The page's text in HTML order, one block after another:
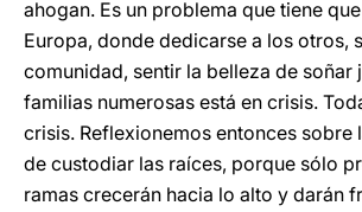
ahogan. Es un problema que tiene
Europa, donde dedicarse a los otros,
comunidad, sentir la belleza de soñar
familias numerosas está en crisis.
crisis. Reflexionemos entonces sobre
de custodiar las raíces, porque sólo
ramas crecerán hacia lo alto y darán